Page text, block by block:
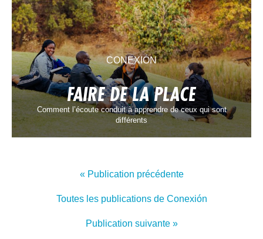
CONEXIÓN
FAIRE DE LA PLACE
Comment l’écoute conduit à apprendre de ceux qui sont
différents
« Publication précédente
Toutes les publications de Conexión
Publication suivante »